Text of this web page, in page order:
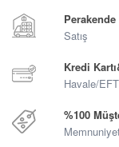
Perakende
Satış
Kredi
Havale/EFT
%100